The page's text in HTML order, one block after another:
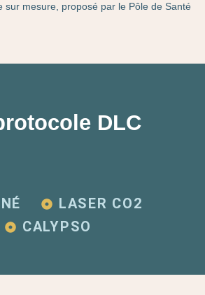
sur mesure, proposé par le Pôle de Santé
DLC
LASER CO2
CALYPSO